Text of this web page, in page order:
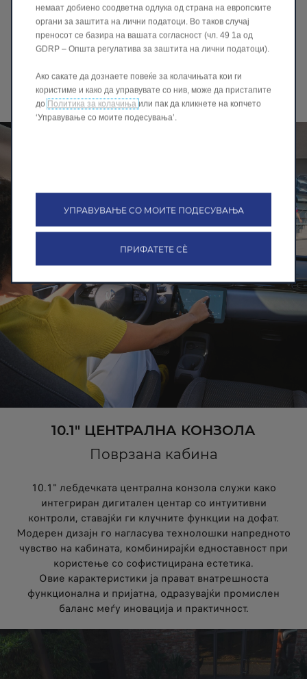
природна светлина, создавајќи светла и воздушеста
атмосфера при секое возење.
Електричниот штитник од сонце прави брза заштита
од сонце и овозможува лесна контрола на светлината
и топлината.
Заедно, тие обезбедуваат удобно, практично и
пријатно искуство при возење.
10.1" ЦЕНТРАЛНА КОНЗОЛА
Поврзана кабина
10.1" лебдечката централна конзола служи како
интегриран дигитален центар со интуитивни
контроли, ставајќи ги клучните функции на дофат.
Модерен дизајн го нагласува технолошки напредното
чувство на кабината, комбинирајќи едноставност при
користење со софистицирана естетика.
Овие карактеристики ја прават внатрешноста
функционална и пријатна, одразувајќи промислен
баланс меѓу иновација и практичност.
немаат добиено соодветна одлука од страна на европските
органи за заштита на лични податоци. Во таков случај
преносот се базира на вашата согласност (чл. 49 1а од
GDRP – Општа регулатива за заштита на лични податоци).
Ако сакате да дознаете повеќе за колачињата кои ги
користиме и како да управувате со нив, може да пристапите
до Политика за колачиња или пак да кликнете на копчето
‘Управување со моите подесувања’.
УПРАВУВАЊЕ СО МОИТЕ ПОДЕСУВАЊА
ПРИФАТЕТЕ СÈ